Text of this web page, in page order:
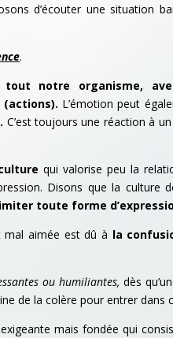
d’écouter une situation
.
notre organisme,
L’émotion peut
C’est toujours une réaction à
qui valorise peu la
Disons que la culture
toute forme
mal aimée est dû à la
ou humiliantes, dès
de la colère pour entrer dans
mais fondée qui